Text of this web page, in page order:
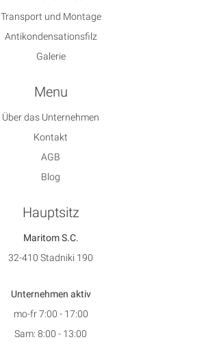
Transport und Montage
Antikondensationsfilz
Galerie
Menu
Über das Unternehmen
Kontakt
AGB
Blog
Hauptsitz
Maritom S.C.
32-410 Stadniki 190
Unternehmen aktiv
mo-fr 7:00 - 17:00
Sam: 8:00 - 13:00